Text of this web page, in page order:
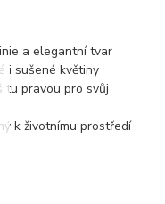
a elegantní tvar
i sušené květiny
tu pravou pro svůj
k životnímu prostředí